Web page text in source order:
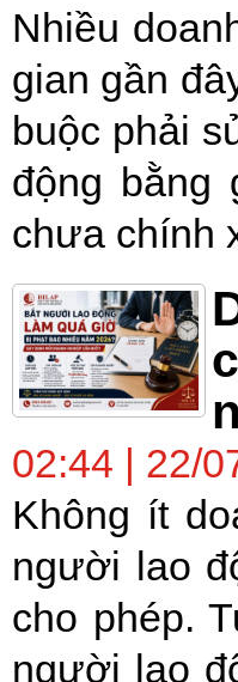
Nhiều
gian gần
buộc phải
động bằng
chưa chính
02:44 | 22/
Không ít
người lao
cho phép.
người lao